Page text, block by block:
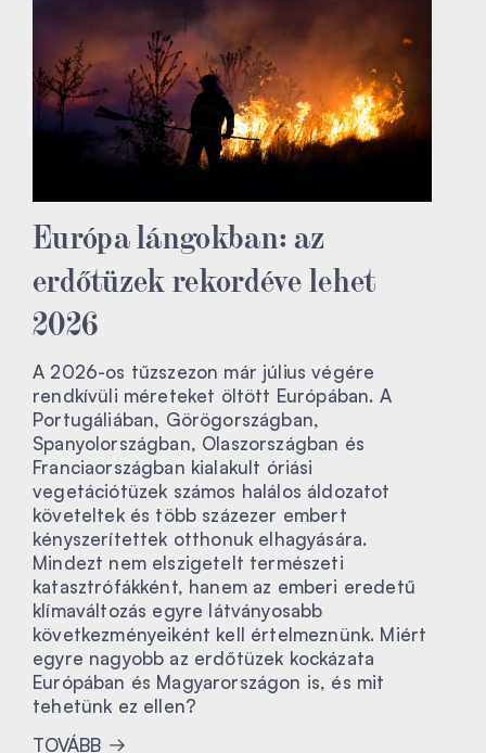
Európa lángokban: az
erdőtüzek rekordéve lehet
2026
A 2026-os tűzszezon már július végére
rendkívüli méreteket öltött Európában. A
Portugáliában, Görögországban,
Spanyolországban, Olaszországban és
Franciaországban kialakult óriási
vegetációtüzek számos halálos áldozatot
követeltek és több százezer embert
kényszerítettek otthonuk elhagyására.
Mindezt nem elszigetelt természeti
katasztrófákként, hanem az emberi eredetű
klímaváltozás egyre látványosabb
következményeiként kell értelmeznünk. Miért
egyre nagyobb az erdőtüzek kockázata
Európában és Magyarországon is, és mit
tehetünk ez ellen?
TOVÁBB